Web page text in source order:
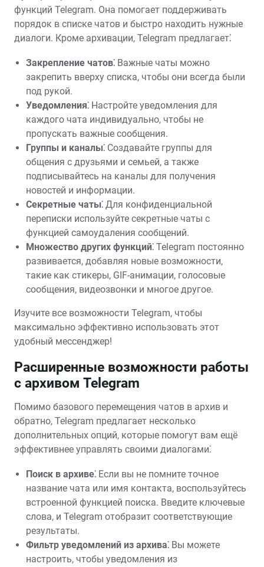
функций Telegram. Она помогает поддерживать
порядок в списке чатов и быстро находить нужные
диалоги. Кроме архивации, Telegram предлагает⁚
Закрепление чатов⁚ Важные чаты можно
закрепить вверху списка, чтобы они всегда были
под рукой.
Уведомления⁚ Настройте уведомления для
каждого чата индивидуально, чтобы не
пропускать важные сообщения.
Группы и каналы⁚ Создавайте группы для
общения с друзьями и семьей, а также
подписывайтесь на каналы для получения
новостей и информации.
Секретные чаты⁚ Для конфиденциальной
переписки используйте секретные чаты с
функцией самоудаления сообщений.
Множество других функций⁚ Telegram постоянно
развивается, добавляя новые возможности,
такие как стикеры, GIF-анимации, голосовые
сообщения, видеозвонки и многое другое.
Изучите все возможности Telegram, чтобы
максимально эффективно использовать этот
удобный мессенджер!
Расширенные возможности работы
с архивом Telegram
Помимо базового перемещения чатов в архив и
обратно, Telegram предлагает несколько
дополнительных опций, которые помогут вам ещё
эффективнее управлять своими диалогами⁚
Поиск в архиве⁚ Если вы не помните точное
название чата или имя контакта, воспользуйтесь
встроенной функцией поиска. Введите ключевые
слова, и Telegram отобразит соответствующие
результаты.
Фильтр уведомлений из архива⁚ Вы можете
настроить, чтобы уведомления из